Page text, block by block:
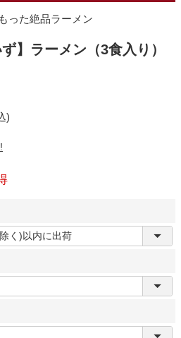
った絶品ラーメン
】ラーメン（3食入り）